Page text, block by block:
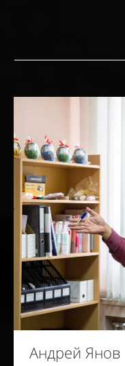
Андрей Янов